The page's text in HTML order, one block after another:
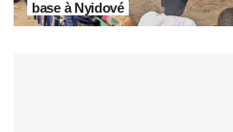
base à Nyidové